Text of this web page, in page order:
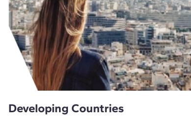
Developing Countries